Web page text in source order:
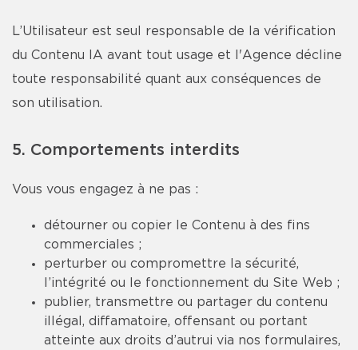
L’Utilisateur est seul responsable de la vérification
du Contenu IA avant tout usage et l'Agence décline
toute responsabilité quant aux conséquences de
son utilisation.
5. Comportements interdits
Vous vous engagez à ne pas :
détourner ou copier le Contenu à des fins
commerciales ;
perturber ou compromettre la sécurité,
l’intégrité ou le fonctionnement du Site Web ;
publier, transmettre ou partager du contenu
illégal, diffamatoire, offensant ou portant
atteinte aux droits d’autrui via nos formulaires,